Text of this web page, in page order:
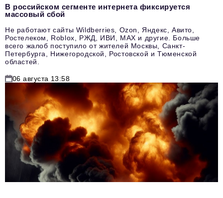
В российском сегменте интернета фиксируется
массовый сбой
Не работают сайты Wildberries, Ozon, Яндекс, Авито,
Ростелеком, Roblox, РЖД, ИВИ, MAX и другие. Больше
всего жалоб поступило от жителей Москвы, Санкт-
Петербурга, Нижегородской, Ростовской и Тюменской
областей.
06 августа 13:58